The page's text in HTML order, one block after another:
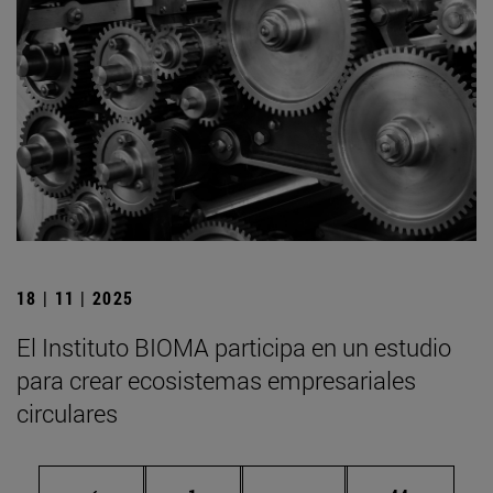
18 | 11 | 2025
El Instituto BIOMA participa en un estudio
para crear ecosistemas empresariales
circulares